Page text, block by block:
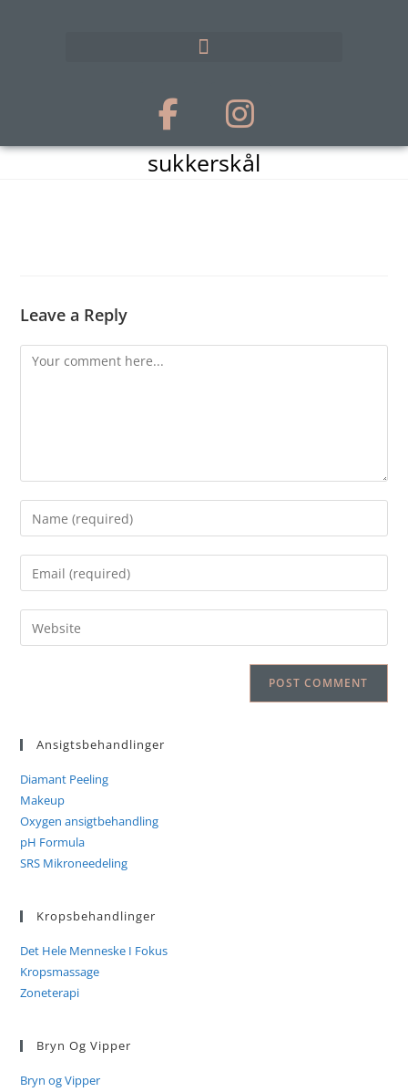
sukkerskål
Leave a Reply
Ansigtsbehandlinger
Diamant Peeling
Makeup
Oxygen ansigtbehandling
pH Formula
SRS Mikroneedeling
Kropsbehandlinger
Det Hele Menneske I Fokus
Kropsmassage
Zoneterapi
Bryn Og Vipper
Bryn og Vipper